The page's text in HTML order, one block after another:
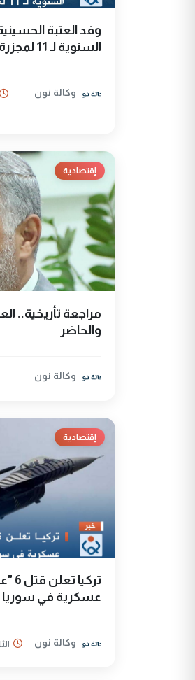
وفد العتبة
السنوية لـ 11 لمجزرة سبايكر في تكريت
وكالة نون
إقتصادية
مراجعة تأريخية..
والحاضر
وكالة نون
إقتصادية
عسكرية في سوريا
وكالة نون الثلاثاء